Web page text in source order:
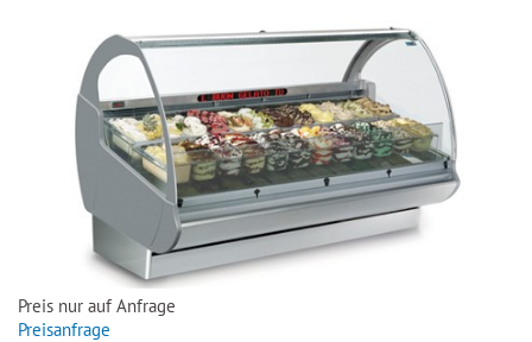
Preis nur auf Anfrage
Preisanfrage